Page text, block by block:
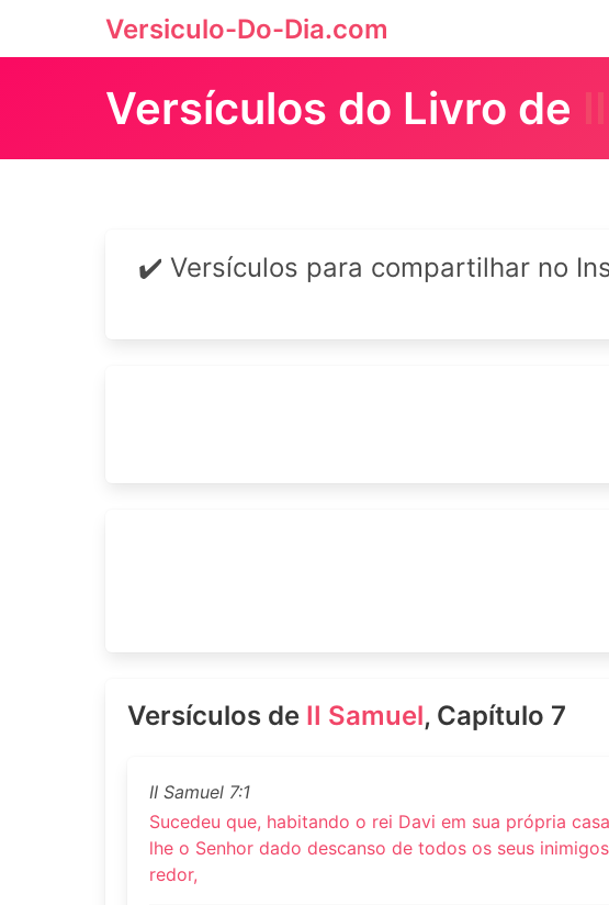
Versiculo-Do-Dia.com
Versículos do Livro de
✔️ Versículos para compartilhar no
Versículos de II Samuel, Capítulo 7
II Samuel 7:1
Sucedeu que, habitando o rei Davi em sua própria
lhe o Senhor dado descanso de todos os seus
redor,